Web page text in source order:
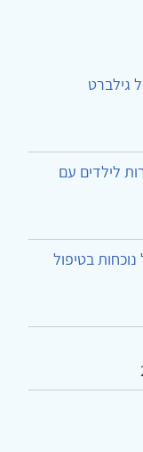
גילברט
לילדים עם
בטיפול